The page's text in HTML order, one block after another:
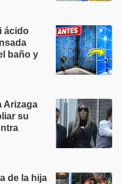
ácido
baño y
Arizaga
su
de la hija